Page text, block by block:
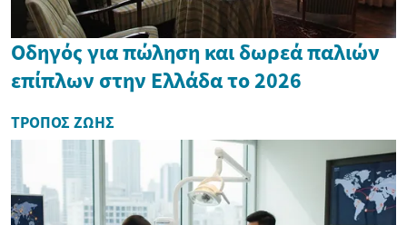
Οδηγός για πώληση και δωρεά παλιών
επίπλων στην Ελλάδα το 2026
ΤΡΌΠΟΣ ΖΩΉΣ